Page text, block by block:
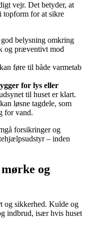
vejr. Det betyder, at
topform for at sikre
belysning omkring
og præventivt mod
føre til både varmetab
for lys eller
til huset er klart.
løsne tagdele, som
for vand.
forsikringer og
– inden
og
og sikkerhed. Kulde og
indbrud, især hvis huset